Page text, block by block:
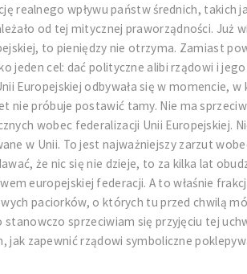
realnego wpływu państw średnich, takich
od tej mitycznej praworządności. Już
to pieniędzy nie otrzyma. Zamiast
jeden cel: dać polityczne alibi rządowi i
Europejskiej odbywała się w momencie,
nie próbuje postawić tamy. Nie ma
wobec federalizacji Unii Europejskiej.
w Unii. To jest najważniejszy zarzut
że nic się nie dzieje, to za kilka lat
europejskiej federacji. A to właśnie
paciorków, o których tu przed chwilą
sprzeciwiam się przyjęciu tej
zapewnić rządowi symboliczne